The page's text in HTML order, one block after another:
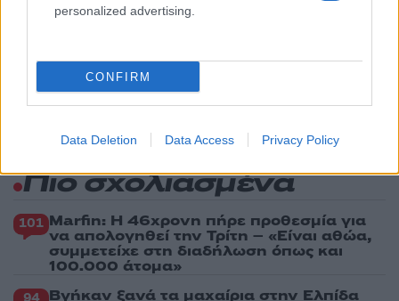
personalized advertising.
CONFIRM
Data Deletion Data Access Privacy Policy
Ιωάννα Τούνη: Η throwback φωτογραφία
Τραγωδία στις Σέρρες: «Τα έχασα όλα, κάτι
με τράβαγε στην καρδιά μου», λέει ο
άνδρας που έχασε σύζυγο και γιο στο
Πιο σχολιασμένα
101 Marfin: Η 46χρονη πήρε προθεσμία για
να απολογηθεί την Τρίτη – «Είναι αθώα,
συμμετείχε στη διαδήλωση όπως και
100.000 άτομα»
Βγήκαν ξανά τα μαχαίρια στην Ελπίδα